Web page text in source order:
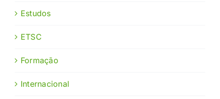
Estudos
ETSC
Formação
Internacional